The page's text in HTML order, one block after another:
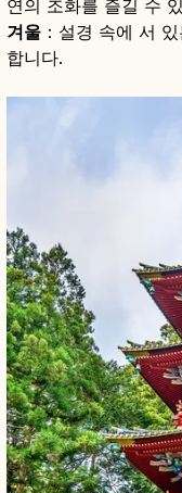
연의 조화를 즐길 수
겨울 ：설경 속에 서
합니다.